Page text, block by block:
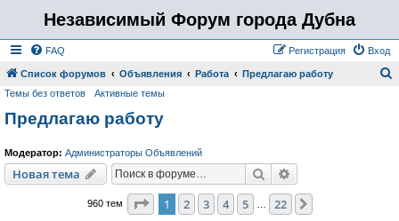
Независимый Форум города Дубна
FAQ Вход
Регистрация
Список форумов Объявления Работа Предлагаю работу
Темы без ответов Активные темы
Предлагаю работу
Модератор: Администраторы Объявлений
Новая тема Поиск
960 тем Страница из 22
1 2 3 4 5 22